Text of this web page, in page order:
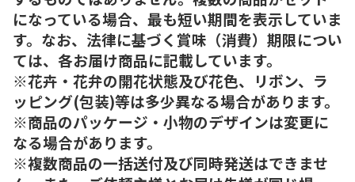
になっている場合、最も短い期間を表示していま
す。なお、法律に基づく賞味（消費）期限につい
ては、各お届け商品に記載しています。
※花卉・花弁の開花状態及び花色、リボン、ラ
ッピング(包装)等は多少異なる場合があります。
※商品のパッケージ・小物のデザインは変更に
なる場合があります。
※複数商品の一括送付及び同時発送はできませ